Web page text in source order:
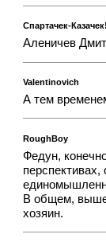
Спартачек-Казачек!
Аленичев
Valentinovich
А тем
RoughBoy
Федун,
В общем,
хозяин.